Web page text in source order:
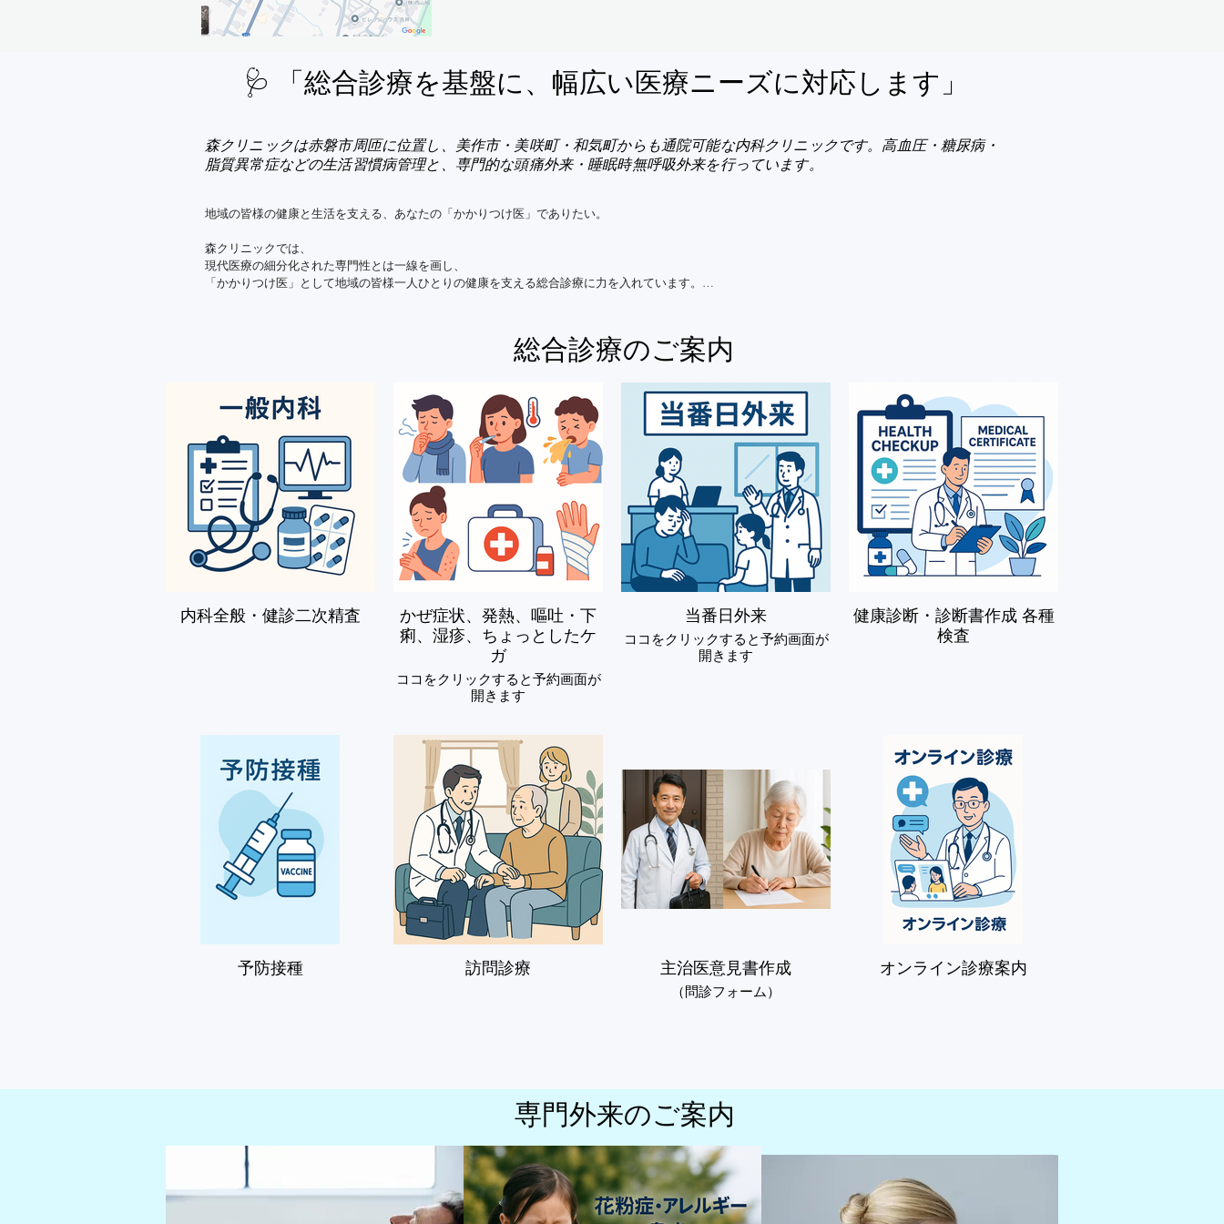
🩺 「総合診療を基盤に、幅広い医療ニーズに対応します」
森クリニックは赤磐市周匝に位置し、美作市・美咲町・和気町からも通院可能な内科クリニックです。高血圧・糖尿病・
脂質異常症などの生活習慣病管理と、専門的な頭痛外来・睡眠時無呼吸外来を行っています。
地域の皆様の健康と生活を支える、あなたの「かかりつけ医」でありたい。
森クリニックでは、
現代医療の細分化された専門性とは一線を画し、
「かかりつけ医」として地域の皆様一人ひとりの健康を支える総合診療に力を入れています。
さらに、総合診療を軸に、
以下の専門分野にも対応しています。
✅ 専門外来
頭痛外来
睡眠時無呼吸症候群外来
物忘れ外来（認知症診断）
禁煙外来
ダイエット注射・内服
✅ 検査・予防分野
花粉症迅速検査
動脈硬化検査
AI搭載レントゲン診断
​総合診療のご案内
内科全般・健診二次精査
かぜ症状、発熱、嘔吐・下
痢、湿疹、ちょっとしたケ
ガ
ココをクリックすると予約画面が
開きます
当番日外来
ココをクリックすると予約画面が
開きます
健康診断・診断書作成 各種
検査
予防接種 訪問診療 主治医意見書作成
（問診フォーム）
オンライン診療案内
​専門外来のご案内